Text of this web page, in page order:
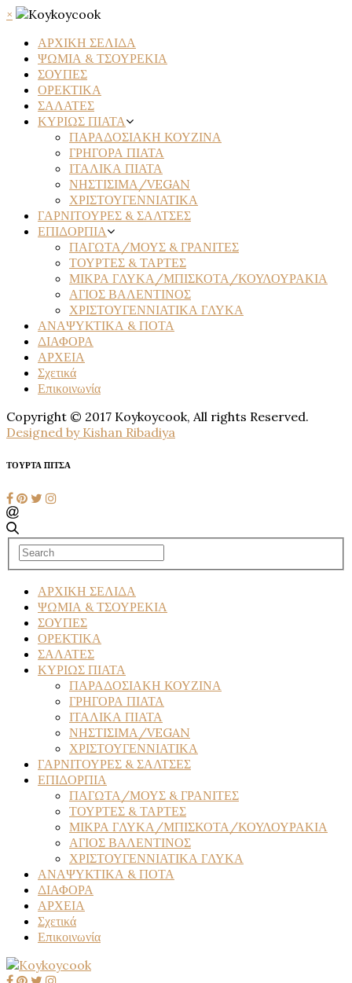
×
ΑΡΧΙΚΗ ΣΕΛΙΔΑ
ΨΩΜΙΑ & ΤΣΟΥΡΕΚΙΑ
ΣΟΥΠΕΣ
ΟΡΕΚΤΙΚΑ
ΣΑΛΑΤΕΣ
ΚΥΡΙΩΣ ΠΙΑΤΑ
ΠΑΡΑΔΟΣΙΑΚΗ ΚΟΥΖΙΝΑ
ΓΡΗΓΟΡΑ ΠΙΑΤΑ
ΙΤΑΛΙΚΑ ΠΙΑΤΑ
ΝΗΣΤΙΣΙΜΑ/VEGAN
ΧΡΙΣΤΟΥΓΕΝΝΙΑΤΙΚΑ
ΓΑΡΝΙΤΟΥΡΕΣ & ΣΑΛΤΣΕΣ
ΕΠΙΔΟΡΠΙΑ
ΠΑΓΩΤΑ/ΜΟΥΣ & ΓΡΑΝΙΤΕΣ
ΤΟΥΡΤΕΣ & ΤΑΡΤΕΣ
ΜΙΚΡΑ ΓΛΥΚΑ/ΜΠΙΣΚΟΤΑ/ΚΟΥΛΟΥΡΑΚΙΑ
ΑΓΙΟΣ ΒΑΛΕΝΤΙΝΟΣ
ΧΡΙΣΤΟΥΓΕΝΝΙΑΤΙΚΑ ΓΛΥΚΑ
ΑΝΑΨΥΚΤΙΚΑ & ΠΟΤΑ
ΔΙΑΦΟΡΑ
ΑΡΧΕΙΑ
Σχετικά
Επικοινωνία
Copyright © 2017 Koykoycook, All rights Reserved.
Designed by Kishan Ribadiya
ΤΟΥΡΤΑ ΠΙΤΣΑ
ΑΡΧΙΚΗ ΣΕΛΙΔΑ
ΨΩΜΙΑ & ΤΣΟΥΡΕΚΙΑ
ΣΟΥΠΕΣ
ΟΡΕΚΤΙΚΑ
ΣΑΛΑΤΕΣ
ΚΥΡΙΩΣ ΠΙΑΤΑ
ΠΑΡΑΔΟΣΙΑΚΗ ΚΟΥΖΙΝΑ
ΓΡΗΓΟΡΑ ΠΙΑΤΑ
ΙΤΑΛΙΚΑ ΠΙΑΤΑ
ΝΗΣΤΙΣΙΜΑ/VEGAN
ΧΡΙΣΤΟΥΓΕΝΝΙΑΤΙΚΑ
ΓΑΡΝΙΤΟΥΡΕΣ & ΣΑΛΤΣΕΣ
ΕΠΙΔΟΡΠΙΑ
ΠΑΓΩΤΑ/ΜΟΥΣ & ΓΡΑΝΙΤΕΣ
ΤΟΥΡΤΕΣ & ΤΑΡΤΕΣ
ΜΙΚΡΑ ΓΛΥΚΑ/ΜΠΙΣΚΟΤΑ/ΚΟΥΛΟΥΡΑΚΙΑ
ΑΓΙΟΣ ΒΑΛΕΝΤΙΝΟΣ
ΧΡΙΣΤΟΥΓΕΝΝΙΑΤΙΚΑ ΓΛΥΚΑ
ΑΝΑΨΥΚΤΙΚΑ & ΠΟΤΑ
ΔΙΑΦΟΡΑ
ΑΡΧΕΙΑ
Σχετικά
Επικοινωνία